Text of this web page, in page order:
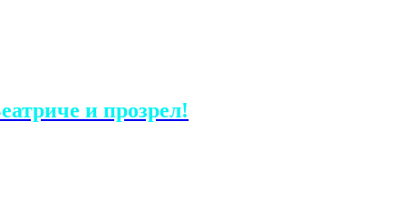
и прозрел!